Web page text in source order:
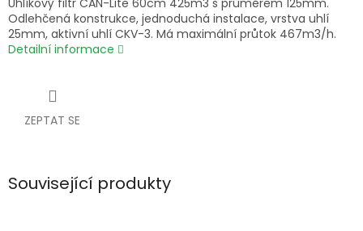
Uhlíkový filtr CAN-Lite 60cm 425m3 s průměrem 125mm.
Odlehčená konstrukce, jednoduchá instalace, vrstva uhlí
25mm, aktivní uhlí CKV-3. Má maximální průtok 467m3/h.
Detailní informace
ZEPTAT SE
Související produkty